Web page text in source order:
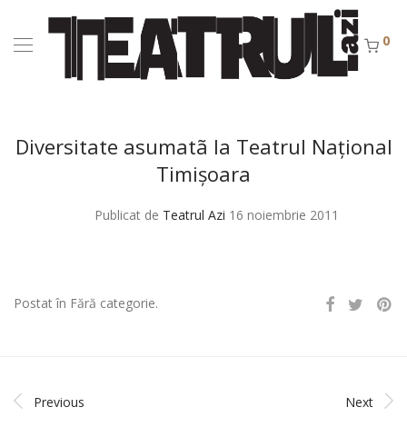
0
Diversitate asumatã la Teatrul Naţional
Timişoara
Publicat de Teatrul Azi 16 noiembrie 2011
Postat în Fără categorie.
Previous Next